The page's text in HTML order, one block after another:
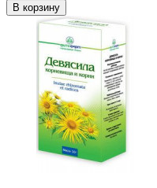
В корзину